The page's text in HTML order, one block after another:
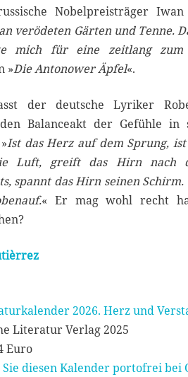
Nobelpreisträger
verödeten Gärten und Tenne.
mich für eine zeitlang zum
»Die Antonower Äpfel«.
der deutsche Lyriker
Balanceakt der Gefühle in
Ist das Herz auf dem Sprung,
Luft, greift das Hirn nach
spannt das Hirn seinen
« Er mag wohl recht
2026. Herz und
Literatur Verlag 2025
Euro
diesen Kalender portofrei bei